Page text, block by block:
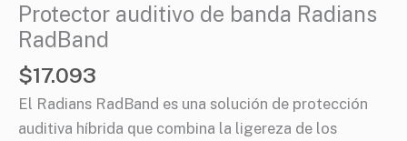
Protector auditivo de banda Radians
RadBand
$17.093
El Radians RadBand es una solución de protección
auditiva híbrida que combina la ligereza de los